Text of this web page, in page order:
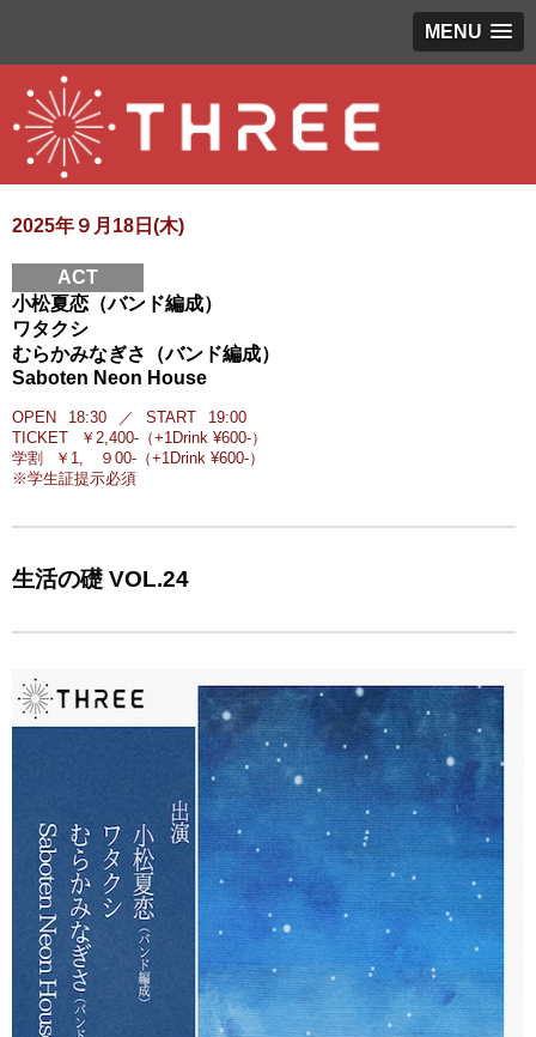
MENU
2025年９月18日(木)
ACT
小松夏恋（バンド編成）
ワタクシ
むらかみなぎさ（バンド編成）
Saboten Neon House
OPEN 18:30 ／ START
19:00
TICKET
￥2,400-（+1Drink ¥600-）
学割
￥1, ９00-（+1Drink ¥600-）
※学生証提示必須
生活の礎 VOL.24